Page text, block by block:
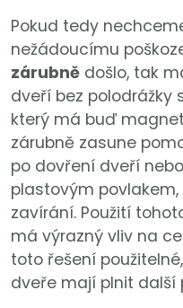
Pokud tedy
nežádoucímu
zárubně došlo, tak
dveří bez polodrážky
který má buď
zárubně zasune
po dovření dveří
plastovým
zavírání. Použití
má výrazný vliv na
toto řešení
dveře mají plnit další